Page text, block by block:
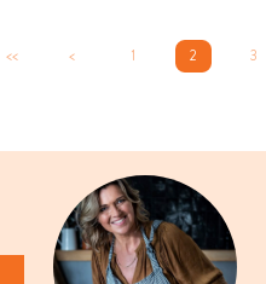
<< < 1 2 3